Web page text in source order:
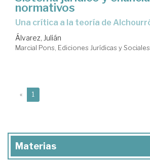
normativos
una crítica a la teoría de
Álvarez, Julián
Marcial Pons, Ediciones Jurídicas y
« 1
Materias